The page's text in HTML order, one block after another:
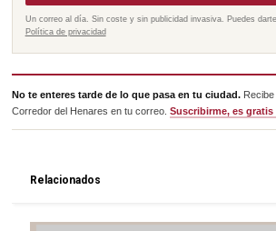
Un correo al día. Sin coste y sin publicidad invasiva. Puedes
Política de privacidad
No te enteres tarde de lo que pasa en tu ciudad.
Corredor del Henares en tu correo.Suscribirme, es
Relacionados